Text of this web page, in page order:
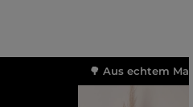
🌳 Aus echtem